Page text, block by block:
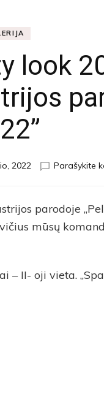
look
2022 Parašykite
parodoje
mūsų
– II- oji vieta.